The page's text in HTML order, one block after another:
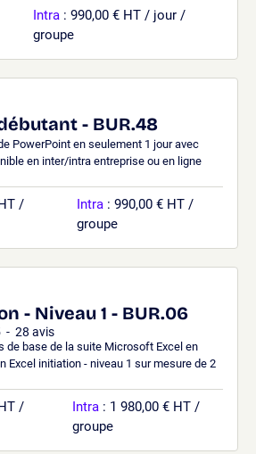
Intra: 990,00 € HT / jour /
groupe
- BUR.48
PowerPoint en seulement 1 jour avec
en inter/intra entreprise ou en ligne
/
Intra : 990,00 € HT /
groupe
- Niveau 1 - BUR.06
- 28 avis
de base de la suite Microsoft Excel en
Excel initiation - niveau 1 sur mesure de 2
/
Intra : 1 980,00 € HT /
groupe